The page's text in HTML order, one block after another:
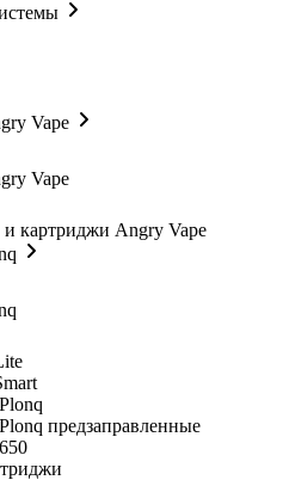
Vape
Vape
картриджи Angry Vape
предзаправленные